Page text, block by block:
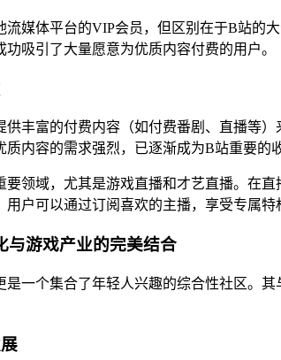
流媒体平台的VIP会员，但区别在于B站的
吸引了大量愿意为优质内容付费的用户。
供丰富的付费内容（如付费番剧、直播等
内容的需求强烈，已逐渐成为B站重要的
要领域，尤其是游戏直播和才艺直播。在
户可以通过订阅喜欢的主播，享受专属
与游戏产业的完美结合
是一个集合了年轻人兴趣的综合性社区。